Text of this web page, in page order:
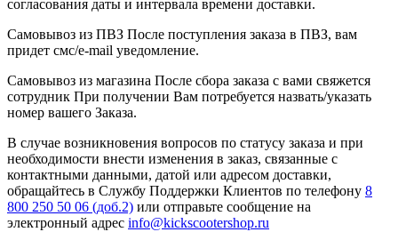
согласования даты и интервала времени доставки.
Самовывоз из ПВЗ После поступления заказа в ПВЗ, вам
придет смс/e-mail уведомление.
Самовывоз из магазина После сбора заказа с вами свяжется
сотрудник При получении Вам потребуется назвать/указать
номер вашего Заказа.
В случае возникновения вопросов по статусу заказа и при
необходимости внести изменения в заказ, связанные с
контактными данными, датой или адресом доставки,
обращайтесь в Службу Поддержки Клиентов по телефону 8
800 250 50 06 (доб.2) или отправьте сообщение на
электронный адрес info@kickscootershop.ru